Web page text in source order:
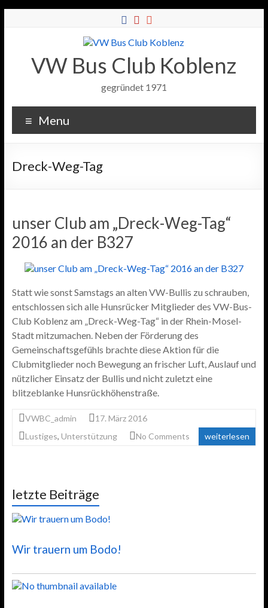
VW Bus Club Koblenz
gegründet 1971
Menu
Dreck-Weg-Tag
unser Club am „Dreck-Weg-Tag“
2016 an der B327
Statt wie sonst Samstags an alten VW-Bullis zu schrauben,
entschlossen sich alle Hunsrücker Mitglieder des VW-Bus-
Club Koblenz am „Dreck-Weg-Tag“ in der Rhein-Mosel-
Stadt mitzumachen. Neben der Förderung des
Gemeinschaftsgefühls brachte diese Aktion für die
Clubmitglieder noch Bewegung an frischer Luft, Auslauf und
nützlicher Einsatz der Bullis und nicht zuletzt eine
blitzeblanke Hunsrückhöhenstraße.
VWBC_admin
17. März 2016
Lustiges, Unterstützung No Comments weiterlesen
letzte Beiträge
Wir trauern um Bodo!